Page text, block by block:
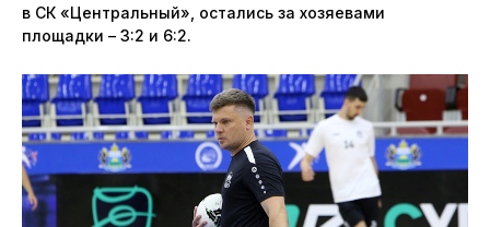
в СК «Центральный», остались за хозяевами
площадки – 3:2 и 6:2.